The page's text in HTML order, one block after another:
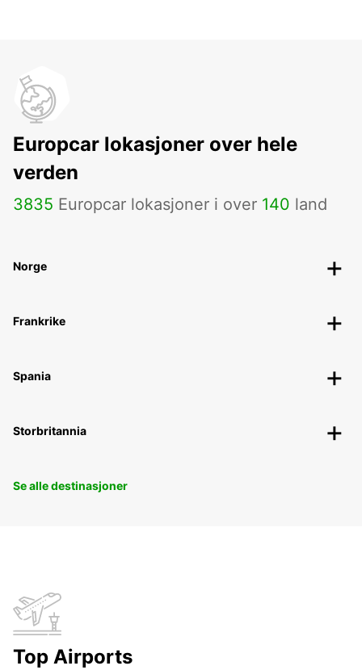
Europcar lokasjoner over hele
verden
3835 Europcar lokasjoner i over 140 land
Norge
Frankrike
Spania
Storbritannia
Se alle destinasjoner
Top Airports